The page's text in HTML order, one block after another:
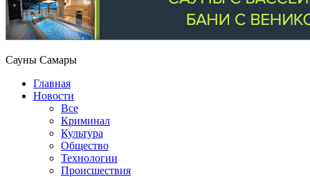
Сауны Самары
Главная
Новости
Все
Криминал
Культура
Общество
Технологии
Происшествия